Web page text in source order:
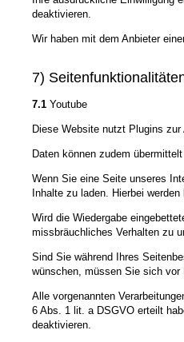
deaktivieren.
Wir haben mit dem Anbieter
7)
7.1 Youtube
Diese Website nutzt Plugins
Daten können zudem
Wenn Sie eine Seite unseres
Inhalte zu laden. Hierbei
Wird die Wiedergabe
missbräuchliches Verhalten zu
Sind Sie während Ihres
wünschen, müssen Sie sich vor
Alle vorgenannten
6 Abs. 1 lit. a DSGVO erteilt
deaktivieren.